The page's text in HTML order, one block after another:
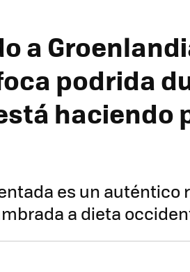
a
podrida
haciendo
es un auténtico
a dieta